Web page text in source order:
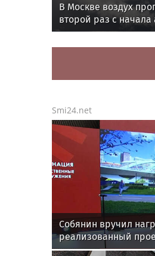
В Москве воздух
второй раз с начала
Smi24.net
Собянин вручил
реализованный
строительства